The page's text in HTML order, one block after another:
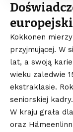
Kokkonen
przyjmującej. W
lat, a swoją
wieku zaledwie
ekstraklasie.
seniorskiej kadry.
W kraju grała
oraz